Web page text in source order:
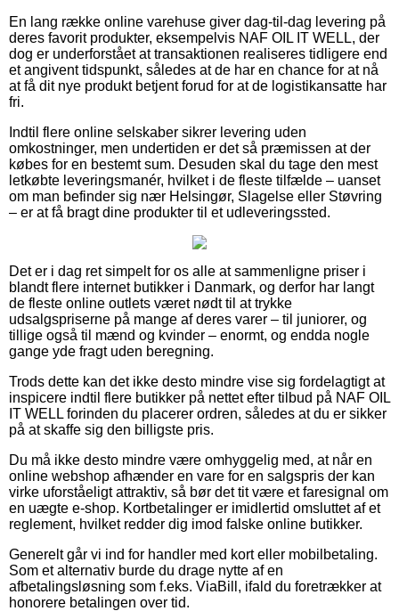
En lang række online varehuse giver dag-til-dag levering på
deres favorit produkter, eksempelvis NAF OIL IT WELL, der
dog er underforstået at transaktionen realiseres tidligere end
et angivent tidspunkt, således at de har en chance for at nå
at få dit nye produkt betjent forud for at de logistikansatte har
fri.
Indtil flere online selskaber sikrer levering uden
omkostninger, men undertiden er det så præmissen at der
købes for en bestemt sum. Desuden skal du tage den mest
letkøbte leveringsmanér, hvilket i de fleste tilfælde – uanset
om man befinder sig nær Helsingør, Slagelse eller Støvring
– er at få bragt dine produkter til et udleveringssted.
Det er i dag ret simpelt for os alle at sammenligne priser i
blandt flere internet butikker i Danmark, og derfor har langt
de fleste online outlets været nødt til at trykke
udsalgspriserne på mange af deres varer – til juniorer, og
tillige også til mænd og kvinder – enormt, og endda nogle
gange yde fragt uden beregning.
Trods dette kan det ikke desto mindre vise sig fordelagtigt at
inspicere indtil flere butikker på nettet efter tilbud på NAF OIL
IT WELL forinden du placerer ordren, således at du er sikker
på at skaffe sig den billigste pris.
Du må ikke desto mindre være omhyggelig med, at når en
online webshop afhænder en vare for en salgspris der kan
virke uforståeligt attraktiv, så bør det tit være et faresignal om
en uægte e-shop. Kortbetalinger er imidlertid omsluttet af et
reglement, hvilket redder dig imod falske online butikker.
Generelt går vi ind for handler med kort eller mobilbetaling.
Som et alternativ burde du drage nytte af en
afbetalingsløsning som f.eks. ViaBill, ifald du foretrækker at
honorere betalingen over tid.